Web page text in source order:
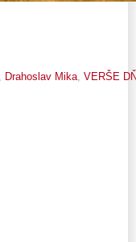
Drahoslav Mika VERŠE